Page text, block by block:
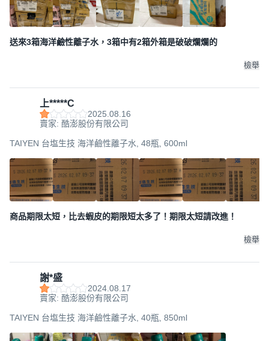
送來3箱海洋鹼性離子水，3箱中有2箱外箱是破破爛爛的
檢舉
上*****C
2025.08.16
賣家: 酷澎股份有限公司
TAIYEN 台塩生技 海洋鹼性離子水, 48瓶, 600ml
商品期限太短，比去蝦皮的期限短太多了！期限太短請改進！
檢舉
謝*盛
2024.08.17
賣家: 酷澎股份有限公司
TAIYEN 台塩生技 海洋鹼性離子水, 40瓶, 850ml